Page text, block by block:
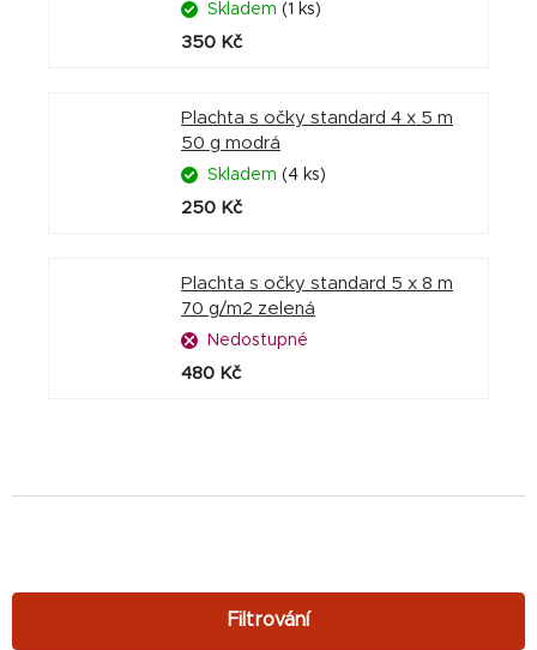
Skladem (1 ks)
350 Kč
Plachta s očky standard 4 x 5 m
50 g modrá
Skladem (4 ks)
250 Kč
Plachta s očky standard 5 x 8 m
70 g/m2 zelená
Nedostupné
480 Kč